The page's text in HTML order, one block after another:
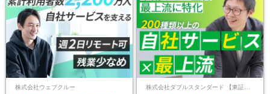
株式会社ウェブクルー 株式会社ダブルスタンダード 【東証プライム上場】